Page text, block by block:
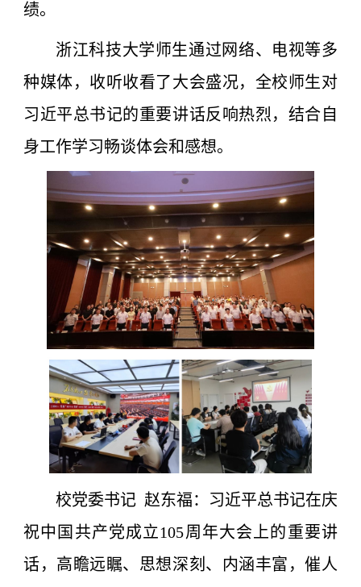
绩。
浙江科技大学师生通过网络、电视等多
种媒体，收听收看了大会盛况，全校师生对
习近平总书记的重要讲话反响热烈，结合自
身工作学习畅谈体会和感想。
校党委书记 赵东福：习近平总书记在庆
祝中国共产党成立105周年大会上的重要讲
话，高瞻远瞩、思想深刻、内涵丰富，催人